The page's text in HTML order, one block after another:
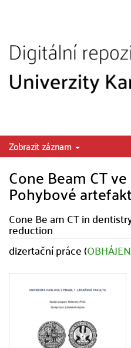
Zobrazit záznam
Cone Beam CT
Pohybové
Cone Be am CT in
reduction
dizertační práce (